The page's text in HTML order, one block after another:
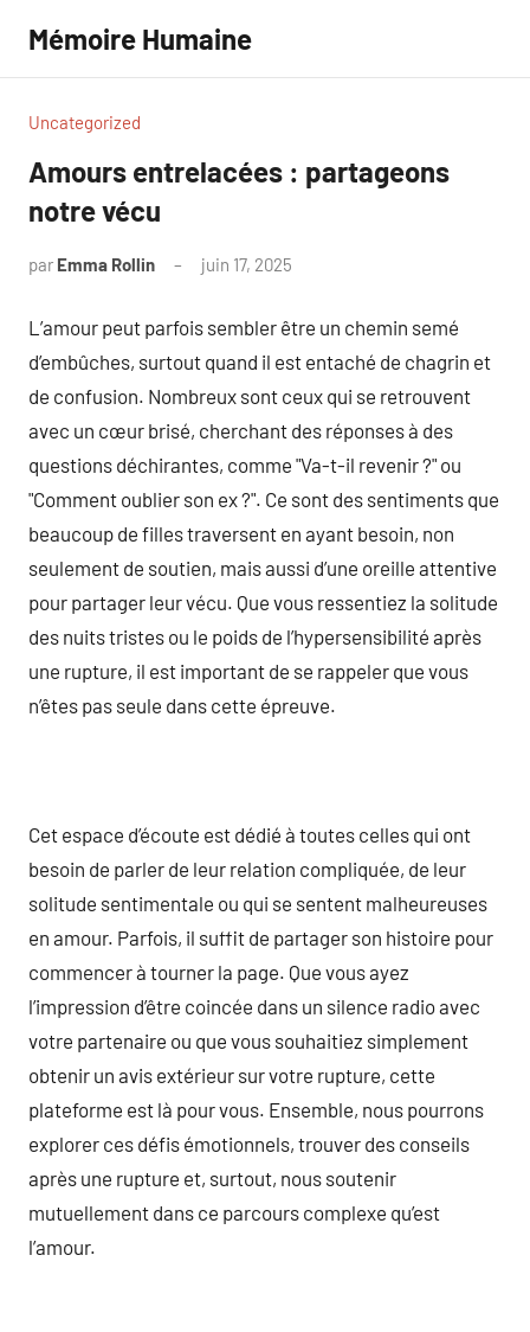
contenu
Mémoire Humaine
Uncategorized
Amours entrelacées : partageons
notre vécu
par Emma Rollin juin 17, 2025
L’amour peut parfois sembler être un chemin semé
d’embûches, surtout quand il est entaché de chagrin et
de confusion. Nombreux sont ceux qui se retrouvent
avec un cœur brisé, cherchant des réponses à des
questions déchirantes, comme "Va-t-il revenir ?" ou
"Comment oublier son ex ?". Ce sont des sentiments que
beaucoup de filles traversent en ayant besoin, non
seulement de soutien, mais aussi d’une oreille attentive
pour partager leur vécu. Que vous ressentiez la solitude
des nuits tristes ou le poids de l’hypersensibilité après
une rupture, il est important de se rappeler que vous
n’êtes pas seule dans cette épreuve.
Cet espace d’écoute est dédié à toutes celles qui ont
besoin de parler de leur relation compliquée, de leur
solitude sentimentale ou qui se sentent malheureuses
en amour. Parfois, il suffit de partager son histoire pour
commencer à tourner la page. Que vous ayez
l’impression d’être coincée dans un silence radio avec
votre partenaire ou que vous souhaitiez simplement
obtenir un avis extérieur sur votre rupture, cette
plateforme est là pour vous. Ensemble, nous pourrons
explorer ces défis émotionnels, trouver des conseils
après une rupture et, surtout, nous soutenir
mutuellement dans ce parcours complexe qu’est
l’amour.